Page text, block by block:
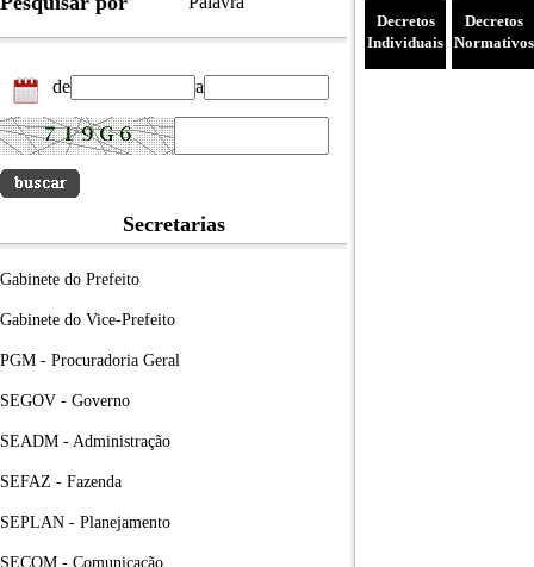
de a
Secretarias
Gabinete do Prefeito
Gabinete do Vice-Prefeito
PGM - Procuradoria Geral
SEGOV - Governo
SEADM - Administração
SEFAZ - Fazenda
SEPLAN - Planejamento
SECOM - Comunicação
Decretos
Individuais
Decretos
Normativos